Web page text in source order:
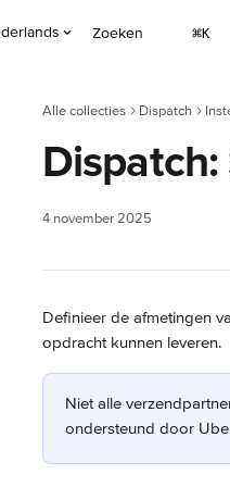
Zoeken ⌘K
Alle collecties Dispatch
4 november 2025
Definieer de afmetingen
opdracht kunnen leveren.
Niet alle
ondersteund door